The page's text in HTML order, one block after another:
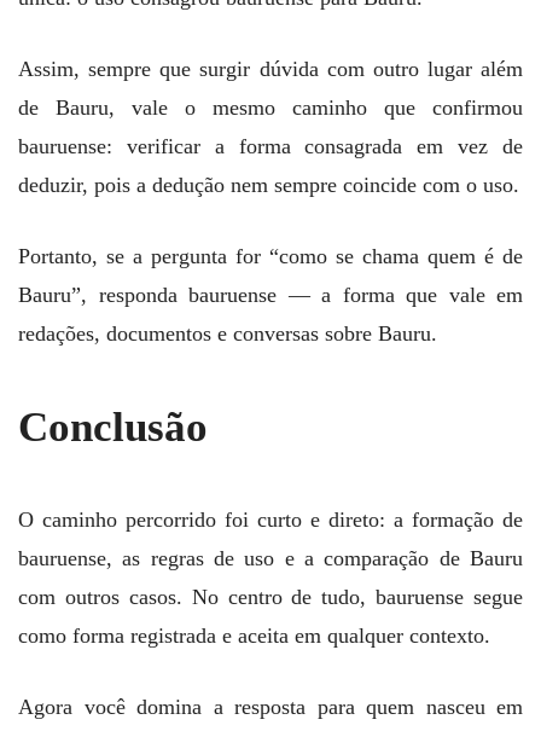
Assim, sempre que surgir dúvida com outro lugar além
de Bauru, vale o mesmo caminho que confirmou
bauruense: verificar a forma consagrada em vez de
deduzir, pois a dedução nem sempre coincide com o uso.
Portanto, se a pergunta for “como se chama quem é de
Bauru”, responda bauruense — a forma que vale em
redações, documentos e conversas sobre Bauru.
Conclusão
O caminho percorrido foi curto e direto: a formação de
bauruense, as regras de uso e a comparação de Bauru
com outros casos. No centro de tudo, bauruense segue
como forma registrada e aceita em qualquer contexto.
Agora você domina a resposta para quem nasceu em